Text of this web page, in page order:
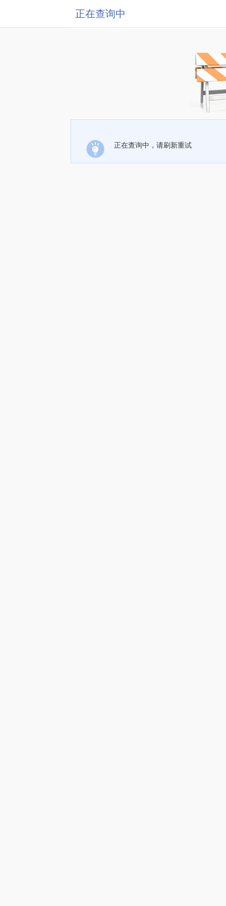
正在查询中
正在查询中，请刷新重试